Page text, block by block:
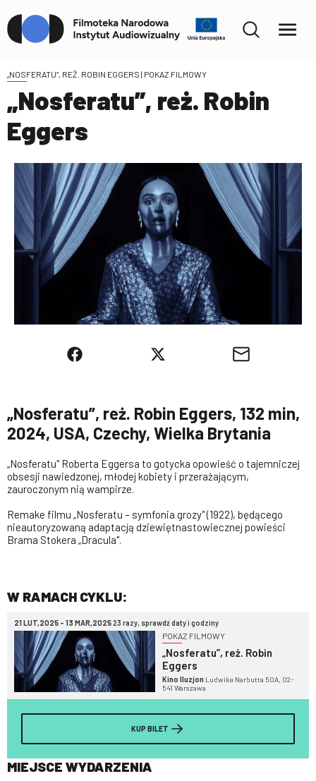
„NOSFERATU”, REŻ. ROBIN EGGERS | POKAZ FILMOWY
„Nosferatu”, reż. Robin
Eggers
„Nosferatu”, reż. Robin Eggers, 132 min,
2024, USA, Czechy, Wielka Brytania
„Nosferatu" Roberta Eggersa to gotycka opowieść o tajemniczej
obsesji nawiedzonej, młodej kobiety i przerażającym,
zauroczonym nią wampirze.
Remake filmu „Nosferatu – symfonia grozy" (1922), będącego
nieautoryzowaną adaptacją dziewiętnastowiecznej powieści
Brama Stokera „Dracula".
W RAMACH CYKLU:
21 LUT,2025 - 13 MAR,202523 razy, sprawdź daty i godziny
POKAZ FILMOWY
„Nosferatu”, reż. Robin
Eggers
Kino Iluzjon Ludwika Narbutta 50A, 02-
541 Warszawa
KUP BILET
MIEJSCE WYDARZENIA